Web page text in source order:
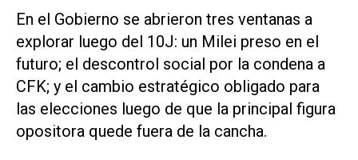
En el Gobierno se abrieron tres ventanas a
explorar luego del 10J: un Milei preso en el
futuro; el descontrol social por la condena a
CFK; y el cambio estratégico obligado para
las elecciones luego de que la principal figura
opositora quede fuera de la cancha.